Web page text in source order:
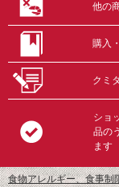
他の
購入
クミ
ショ
品の
ます
食物アレルギー、食事制